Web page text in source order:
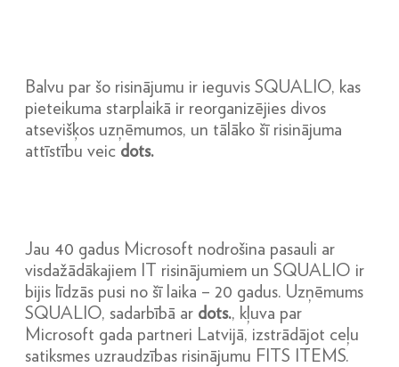
Balvu par šo risinājumu ir ieguvis SQUALIO, kas
pieteikuma starplaikā ir reorganizējies divos
atsevišķos uzņēmumos, un tālāko šī risinājuma
attīstību veic dots.
Jau 40 gadus Microsoft nodrošina pasauli ar
visdažādākajiem IT risinājumiem un SQUALIO ir
bijis līdzās pusi no šī laika – 20 gadus. Uzņēmums
SQUALIO, sadarbībā ar dots., kļuva par
Microsoft gada partneri Latvijā, izstrādājot ceļu
satiksmes uzraudzības risinājumu FITS ITEMS.